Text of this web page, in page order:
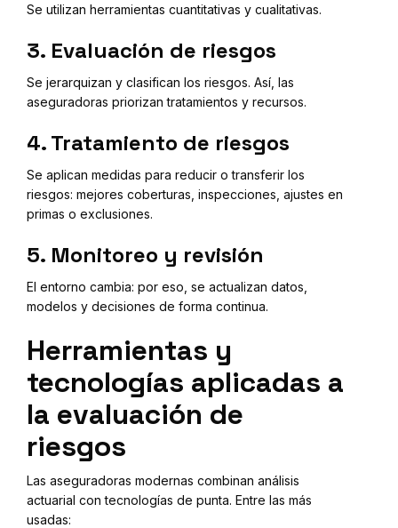
Se utilizan herramientas cuantitativas y cualitativas.
3. Evaluación de riesgos
Se jerarquizan y clasifican los riesgos. Así, las
aseguradoras priorizan tratamientos y recursos.
4. Tratamiento de riesgos
Se aplican medidas para reducir o transferir los
riesgos: mejores coberturas, inspecciones, ajustes en
primas o exclusiones.
5. Monitoreo y revisión
El entorno cambia: por eso, se actualizan datos,
modelos y decisiones de forma continua.
Herramientas y
tecnologías aplicadas a
la evaluación de
riesgos
Las aseguradoras modernas combinan análisis
actuarial con tecnologías de punta. Entre las más
usadas: